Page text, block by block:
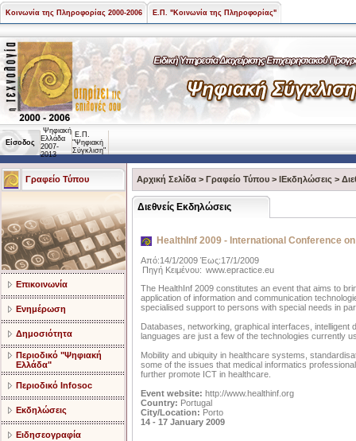
Κοινωνία της Πληροφορίας 2000-2006 Ε.Π. "Κοινωνία της Πληροφορίας"
Είσοδος
Ψηφιακή
Ελλάδα
2007-
2013
Ε.Π.
"Ψηφιακή
Σύγκλιση"
Γραφείο Τύπου
Επικοινωνία
Ενημέρωση
Δημοσιότητα
Περιοδικό "Ψηφιακή
Ελλάδα"
Περιοδικό Infosoc
Εκδηλώσεις
Ειδησεογραφία
Αρχική Σελίδα > Γραφείο Τύπου > lΕκδηλώσεις >
Διεθνείς Εκδηλώσεις
HealthInf 2009 - International Conference
Από:14/1/2009 Έως:17/1/2009
Πηγή Κειμένου: www.epractice.eu
The HealthInf 2009 constitutes an event that aims to
application of information and communication
specialised support to persons with special needs in
Databases, networking, graphical interfaces,
languages are just a few of the technologies currently
Mobility and ubiquity in healthcare systems,
some of the issues that medical informatics
further promote ICT in healthcare.
Event website: http://www.healthinf.org
Country: Portugal
City/Location: Porto
14 - 17 January 2009